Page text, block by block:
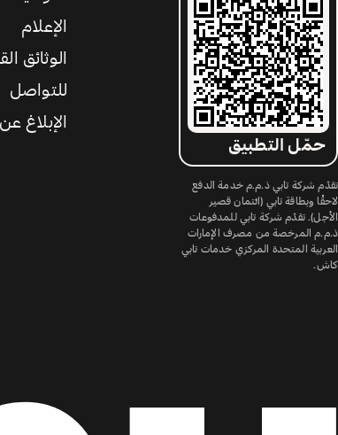
حمّل التطبيق
تقدّم شركة تابي ذ.م.م خدمة الدفع
لاحقًا وبطاقة تابي (ائتمان قصير
الأجل). تقدّم شركة تابي للمدفوعات
ذ.م.م المرخصة من مصرف الإمارات
العربية المتحدة المركزي خدمات تابي
كاش.
الإعلام
الوثائق
للتواصل
الإبلاغ